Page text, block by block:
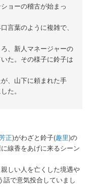
ョーの稽古が始まっ
言葉のように複雑で、
、新人マネージャーの
た。その様子に鈴子は
、山下に頼まれた手
た。
正)がわざと鈴子(趣里)の
線香をあげに来るシーン
しい人を亡くした境遇や
で意気投合していまし